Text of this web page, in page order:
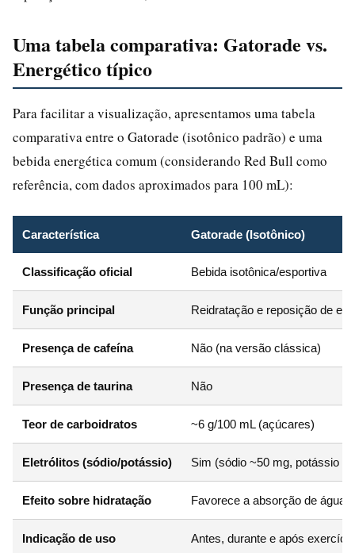
Uma tabela comparativa: Gatorade vs.
Energético típico
Para facilitar a visualização, apresentamos uma tabela
comparativa entre o Gatorade (isotônico padrão) e uma
bebida energética comum (considerando Red Bull como
referência, com dados aproximados para 100 mL):
Característica Gatorade (Isotônico)
Classificação oficial Bebida isotônica/esportiva
Função principal Reidratação e reposição de
Presença de cafeína Não (na versão clássica)
Presença de taurina Não
Teor de carboidratos ~6 g/100 mL (açúcares)
Eletrólitos (sódio/potássio) Sim (sódio ~50 mg, potássio
Efeito sobre hidratação Favorece a absorção de água
Indicação de uso Antes, durante e após